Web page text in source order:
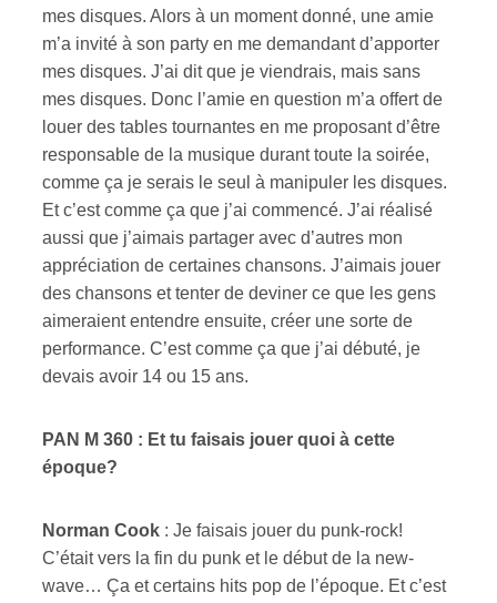
mes disques. Alors à un moment donné, une amie
m’a invité à son party en me demandant d’apporter
mes disques. J’ai dit que je viendrais, mais sans
mes disques. Donc l’amie en question m’a offert de
louer des tables tournantes en me proposant d’être
responsable de la musique durant toute la soirée,
comme ça je serais le seul à manipuler les disques.
Et c’est comme ça que j’ai commencé. J’ai réalisé
aussi que j’aimais partager avec d’autres mon
appréciation de certaines chansons. J’aimais jouer
des chansons et tenter de deviner ce que les gens
aimeraient entendre ensuite, créer une sorte de
performance. C’est comme ça que j’ai débuté, je
devais avoir 14 ou 15 ans.
PAN M 360 : Et tu faisais jouer quoi à cette
époque?
Norman Cook : Je faisais jouer du punk-rock!
C’était vers la fin du punk et le début de la new-
wave… Ça et certains hits pop de l’époque. Et c’est